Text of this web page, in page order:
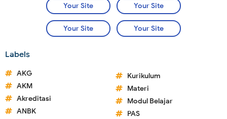
Your Site Your Site
Your Site Your Site
Labels
AKG
AKM
Akreditasi
ANBK
Kurikulum
Materi
Modul Belajar
PAS